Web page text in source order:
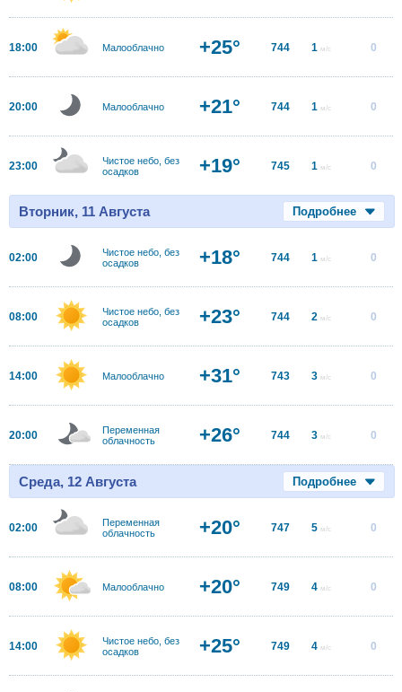
18:00 Малооблачно +25° 744 1 м/с 0
20:00 Малооблачно +21° 744 1 м/с 0
23:00
Чистое небо, без
осадков
+19° 745 1 м/с 0
Вторник, 11 Августа Подробнее
02:00
Чистое небо, без
осадков
+18° 744 1 м/с 0
08:00
Чистое небо, без
осадков
+23° 744 2 м/с 0
14:00 Малооблачно +31° 743 3 м/с 0
20:00
Переменная
облачность
+26° 744 3 м/с 0
Среда, 12 Августа Подробнее
02:00
Переменная
облачность
+20° 747 5 м/с 0
08:00 Малооблачно +20° 749 4 м/с 0
14:00
Чистое небо, без
осадков
+25° 749 4 м/с 0